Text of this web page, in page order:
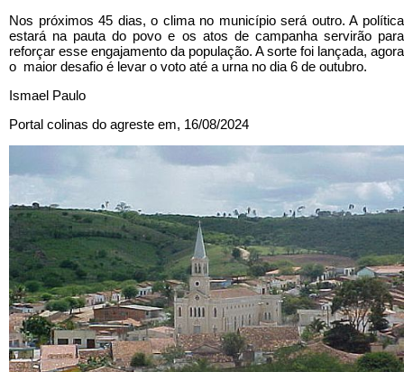
Nos próximos 45 dias, o clima no município será outro. A política
estará na pauta do povo e os atos de campanha servirão para
reforçar esse engajamento da população. A sorte foi lançada, agora
o maior desafio é levar o voto até a urna no dia 6 de outubro.
Ismael Paulo
Portal colinas do agreste em, 16/08/2024